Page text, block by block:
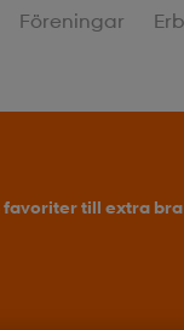
Föreningar
favoriter till extra